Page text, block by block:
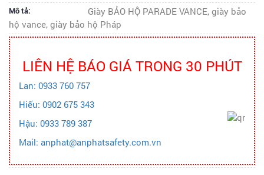
Mô tả:
Giày BẢO HỘ PARADE VANCE, giày bảo
hộ vance, giày bảo hộ Pháp
LIÊN HỆ BÁO GIÁ TRONG 30 PHÚT
Lan: 0933 760 757
Hiếu: 0902 675 343
Hậu: 0933 789 387
Mail: anphat@anphatsafety.com.vn